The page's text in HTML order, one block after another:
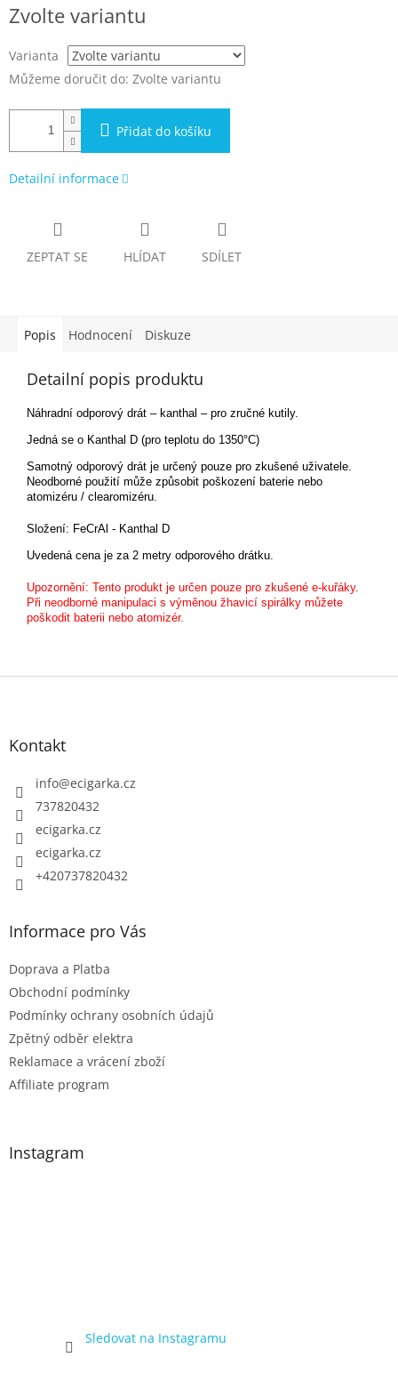
cena:
Zvolte variantu
Varianta
Můžeme doručit do: Zvolte variantu
Přidat do košíku
Detailní informace
ZEPTAT SE HLÍDAT SDÍLET
Popis Hodnocení Diskuze
Detailní popis produktu
Náhradní odporový drát – kanthal – pro zručné kutily.
Jedná se o Kanthal D (pro teplotu do 1350°C)
Samotný odporový drát je určený pouze pro zkušené uživatele.
Neodborné použití může způsobit poškození baterie nebo
atomizéru / clearomizéru.
Složení: FeCrAl - Kanthal D
Uvedená cena je za 2 metry odporového drátku.
Upozornění: Tento produkt je určen pouze pro zkušené e-kuřáky.
Při neodborné manipulaci s výměnou žhavicí spirálky můžete
poškodit baterii nebo atomizér.
Kontakt
info@ecigarka.cz
737820432
ecigarka.cz
ecigarka.cz
+420737820432
Informace pro Vás
Doprava a Platba
Obchodní podmínky
Podmínky ochrany osobních údajů
Zpětný odběr elektra
Reklamace a vrácení zboží
Affiliate program
Instagram
Sledovat na Instagramu